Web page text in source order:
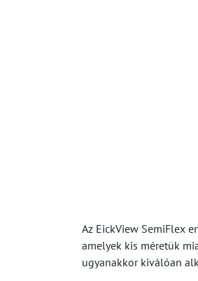
Az EickView SemiFlex
amelyek kis méretük
ugyanakkor kiválóan